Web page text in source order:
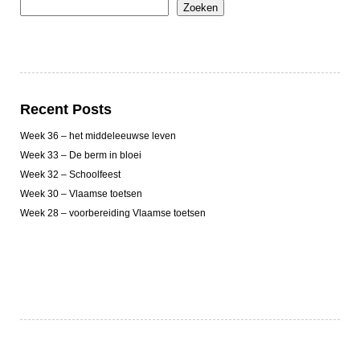
Zoeken
Recent Posts
Week 36 – het middeleeuwse leven
Week 33 – De berm in bloei
Week 32 – Schoolfeest
Week 30 – Vlaamse toetsen
Week 28 – voorbereiding Vlaamse toetsen